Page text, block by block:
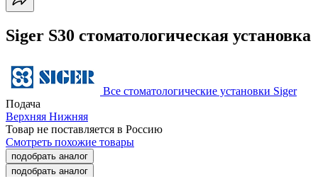
Siger S30 стоматологическая установка
Все стоматологические установки Siger
Подача
Верхняя Нижняя
Товар не поставляется в Россию
Смотреть похожие товары
подобрать аналог
подобрать аналог